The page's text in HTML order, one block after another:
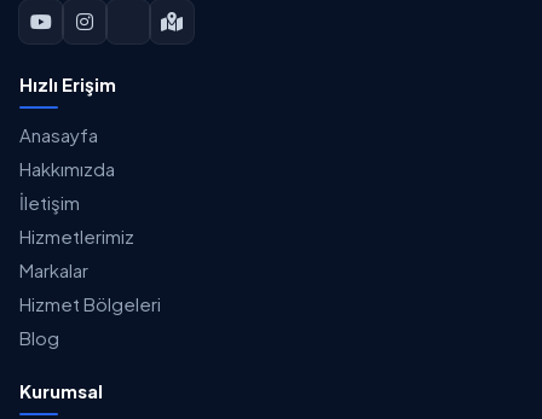
Hızlı Erişim
Anasayfa
Hakkımızda
İletişim
Hizmetlerimiz
Markalar
Hizmet Bölgeleri
Blog
Kurumsal